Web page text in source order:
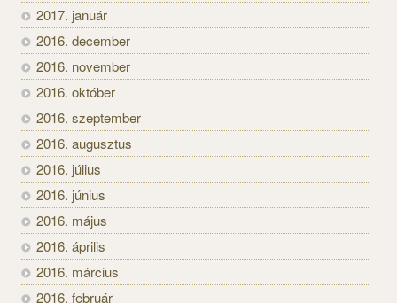
2017. január
2016. december
2016. november
2016. október
2016. szeptember
2016. augusztus
2016. július
2016. június
2016. május
2016. április
2016. március
2016. február